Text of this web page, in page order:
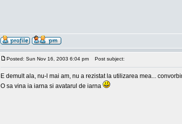
Posted: Sun Nov 16, 2003 6:04 pm Post subject:
E demult ala, nu-l mai am, nu a rezistat la utilizarea mea...
O sa vina ia iarna si avatarul de iarna